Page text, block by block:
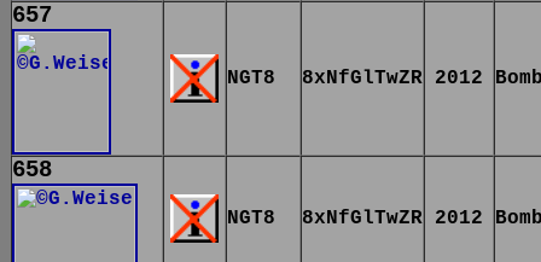
657
NGT8 8xNfGlTwZR 2012
658
NGT8 8xNfGlTwZR 2012